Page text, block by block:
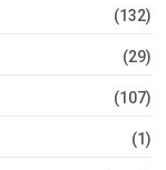
(132)
(29)
(107)
(1)